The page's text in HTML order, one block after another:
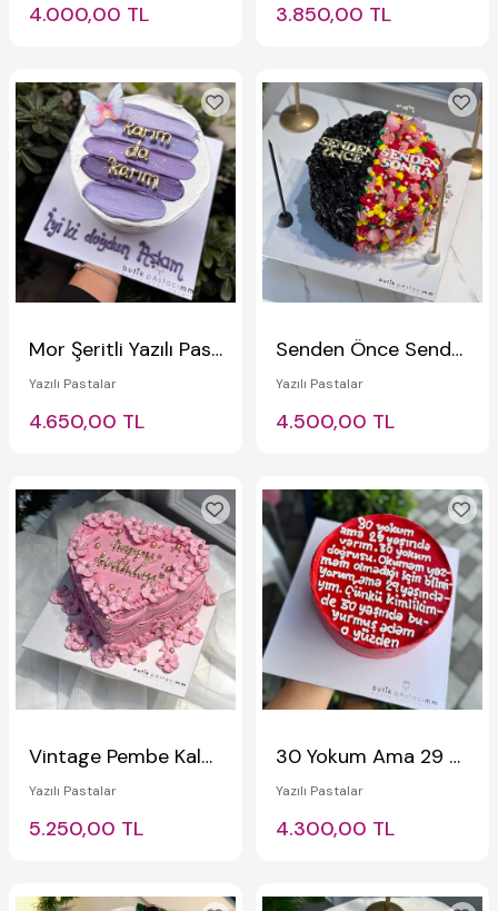
4.000,00 TL 3.850,00 TL
Mor Şeritli Yazılı Pasta
Yazılı Pastalar
4.650,00 TL
Senden Önce Senden Sonra Pastası
Yazılı Pastalar
4.500,00 TL
Vintage Pembe Kalpli Pasta
Yazılı Pastalar
5.250,00 TL
30 Yokum Ama 29 Varım Yazılı Pasta
Yazılı Pastalar
4.300,00 TL